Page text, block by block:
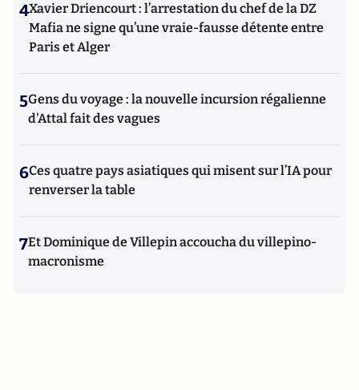
4Xavier Driencourt : l’arrestation du chef de la DZ
Mafia ne signe qu’une vraie-fausse détente entre
Paris et Alger
5Gens du voyage : la nouvelle incursion régalienne
d'Attal fait des vagues
6Ces quatre pays asiatiques qui misent sur l’IA pour
renverser la table
7Et Dominique de Villepin accoucha du villepino-
macronisme